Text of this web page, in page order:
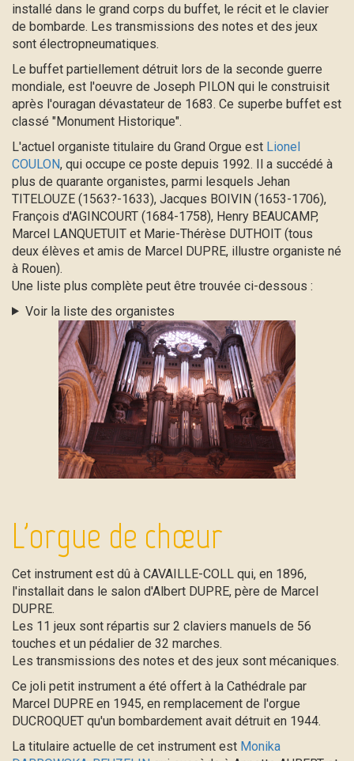
installé dans le grand corps du buffet, le récit et le clavier
de bombarde. Les transmissions des notes et des jeux
sont électropneumatiques.
Le buffet partiellement détruit lors de la seconde guerre
mondiale, est l'oeuvre de Joseph PILON qui le construisit
après l'ouragan dévastateur de 1683. Ce superbe buffet est
classé "Monument Historique".
L'actuel organiste titulaire du Grand Orgue est Lionel
COULON, qui occupe ce poste depuis 1992. Il a succédé à
plus de quarante organistes, parmi lesquels Jehan
TITELOUZE (1563?-1633), Jacques BOIVIN (1653-1706),
François d'AGINCOURT (1684-1758), Henry BEAUCAMP,
Marcel LANQUETUIT et Marie-Thérèse DUTHOIT (tous
deux élèves et amis de Marcel DUPRE, illustre organiste né
à Rouen).
Une liste plus complète peut être trouvée ci-dessous :
Voir la liste des organistes
L'orgue de chœur
Cet instrument est dû à CAVAILLE-COLL qui, en 1896,
l'installait dans le salon d'Albert DUPRE, père de Marcel
DUPRE.
Les 11 jeux sont répartis sur 2 claviers manuels de 56
touches et un pédalier de 32 marches.
Les transmissions des notes et des jeux sont mécaniques.
Ce joli petit instrument a été offert à la Cathédrale par
Marcel DUPRE en 1945, en remplacement de l'orgue
DUCROQUET qu'un bombardement avait détruit en 1944.
La titulaire actuelle de cet instrument est Monika